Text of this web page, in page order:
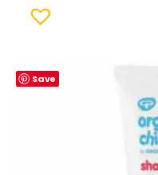
Save